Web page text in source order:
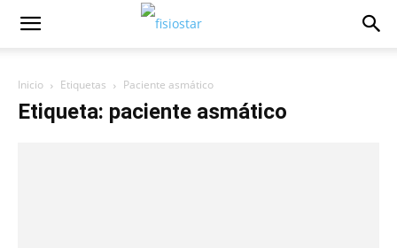
Inicio Etiquetas Paciente asmático
Etiqueta: paciente asmático